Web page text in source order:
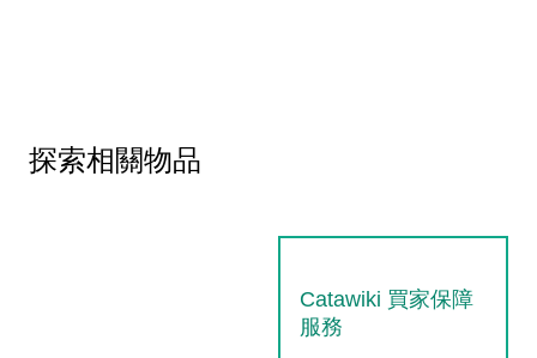
探索相關物品
Catawiki 買家保障
服務